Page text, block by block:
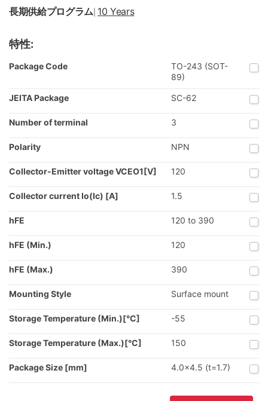
長期供給プログラム 10 Years
特性:
Package Code
TO-243 (SOT-
89)
JEITA Package SC-62
Number of terminal 3
Polarity NPN
Collector-Emitter voltage VCEO1[V] 120
Collector current Io(Ic) [A] 1.5
hFE 120 to 390
hFE (Min.) 120
hFE (Max.) 390
Mounting Style Surface mount
Storage Temperature (Min.)[°C] -55
Storage Temperature (Max.)[°C] 150
Package Size [mm] 4.0x4.5 (t=1.7)